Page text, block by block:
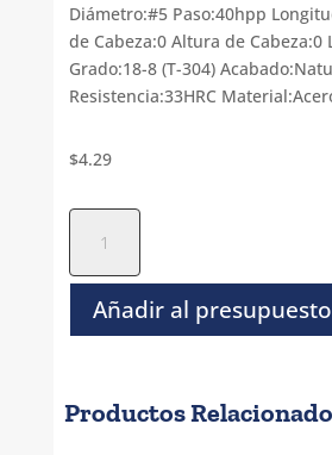
Diámetro:#5 Paso:40hpp
de Cabeza:0 Altura de Cabeza:0
Grado:18-8 (T-304)
Resistencia:33HRC
$4.29
Socket
Inoxidable
304
Estandar
40
Añadir al presupuesto
Productos